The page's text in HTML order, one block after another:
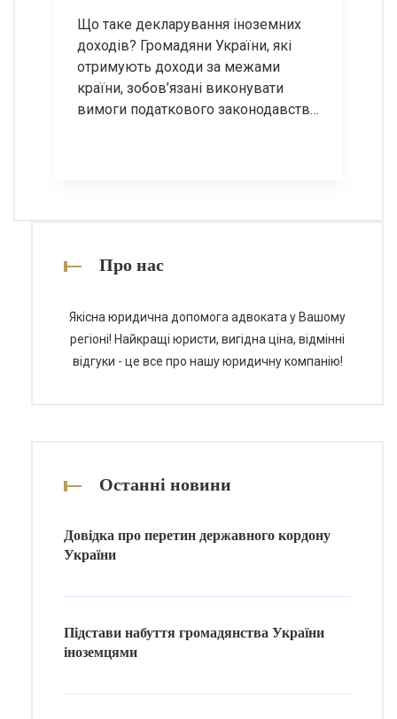
Що таке декларування іноземних
доходів? Громадяни України, які
отримують доходи за межами
країни, зобов’язані виконувати
вимоги податкового законодавства
багатьох випадках вони підлягають
декларуванню в Україні.
обов’язком податкового […]
Про нас
Якісна юридична допомога адвоката у Вашому
регіоні! Найкращі юристи, вигідна ціна, відмінні
відгуки - це все про нашу юридичну компанію!
Останні новини
Довідка про перетин державного кордону
України
Підстави набуття громадянства України
іноземцями